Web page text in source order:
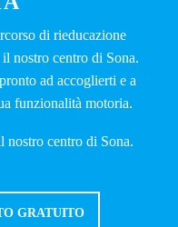
di rieducazione
nostro centro di Sona.
ad accoglierti e a
funzionalità motoria.
nostro centro di Sona.
GRATUITO